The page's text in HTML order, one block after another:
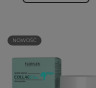
NOWOŚĆ